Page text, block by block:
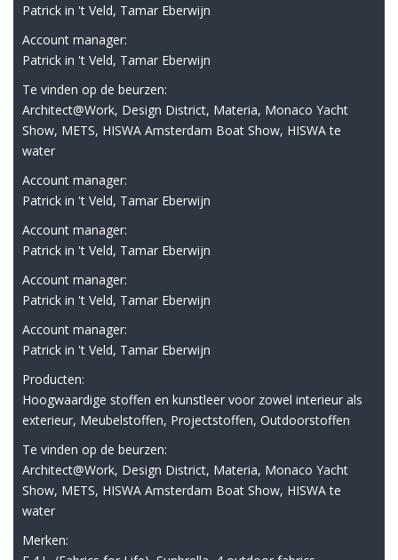
Patrick in 't Veld, Tamar Eberwijn
Account manager:
Patrick in 't Veld, Tamar Eberwijn
Te vinden op de beurzen:
Architect@Work, Design District, Materia, Monaco Yacht
Show, METS, HISWA Amsterdam Boat Show, HISWA te
water
Account manager:
Patrick in 't Veld, Tamar Eberwijn
Account manager:
Patrick in 't Veld, Tamar Eberwijn
Account manager:
Patrick in 't Veld, Tamar Eberwijn
Account manager:
Patrick in 't Veld, Tamar Eberwijn
Producten:
Hoogwaardige stoffen en kunstleer voor zowel interieur als
exterieur, Meubelstoffen, Projectstoffen, Outdoorstoffen
Te vinden op de beurzen:
Architect@Work, Design District, Materia, Monaco Yacht
Show, METS, HISWA Amsterdam Boat Show, HISWA te
water
Merken: